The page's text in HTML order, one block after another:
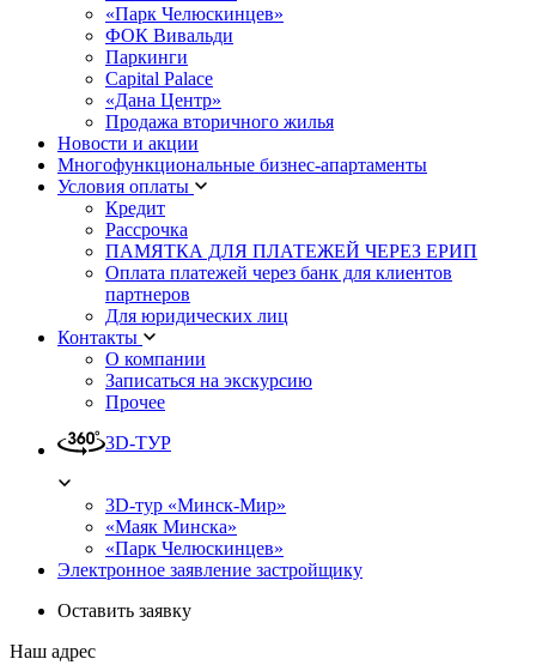
«Парк Челюскинцев»
ФОК Вивальди
Паркинги
Capital Palace
«Дана Центр»
Продажа вторичного жилья
Новости и акции
Многофункциональные бизнес-апартаменты
Условия оплаты
Кредит
Рассрочка
ПАМЯТКА ДЛЯ ПЛАТЕЖЕЙ ЧЕРЕЗ ЕРИП
Оплата платежей через банк для клиентов
партнеров
Для юридических лиц
Контакты
О компании
Записаться на экскурсию
Прочее
3D-ТУР
3D-тур «Минск-Мир»
«Маяк Минска»
«Парк Челюскинцев»
Электронное заявление застройщику
Оставить заявку
Наш адрес